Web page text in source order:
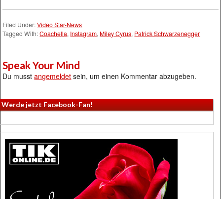
Filed Under:Video Star-News
Tagged With:Coachella, Instagram, Miley Cyrus, Patrick Schwarzenegger
Speak Your Mind
Du musstangemeldet sein, um einen Kommentar abzugeben.
Werde jetzt Facebook-Fan!